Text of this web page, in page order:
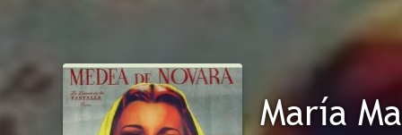
María